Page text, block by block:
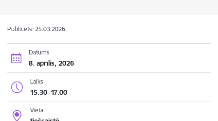
Publicēts: 25.03.2026.
Datums
8. aprīlis, 2026
Laiks
15.30–17.00
Vieta